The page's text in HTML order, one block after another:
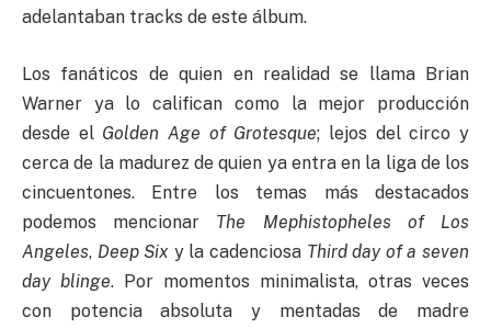
adelantaban tracks de este álbum.
Los fanáticos de quien en realidad se llama Brian
Warner ya lo califican como la mejor producción
desde el Golden Age of Grotesque; lejos del circo y
cerca de la madurez de quien ya entra en la liga de los
cincuentones. Entre los temas más destacados
podemos mencionar The Mephistopheles of Los
Angeles, Deep Six y la cadenciosa Third day of a seven
day blinge. Por momentos minimalista, otras veces
con potencia absoluta y mentadas de madre